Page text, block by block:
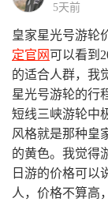
5天前
皇家星光号游轮
定官网 可以看到
的适合人群，我
星光号游轮的行
短线三峡游轮中
风格就是那种皇
的黄色。我觉得
日游的价格可以
人，价格不算高